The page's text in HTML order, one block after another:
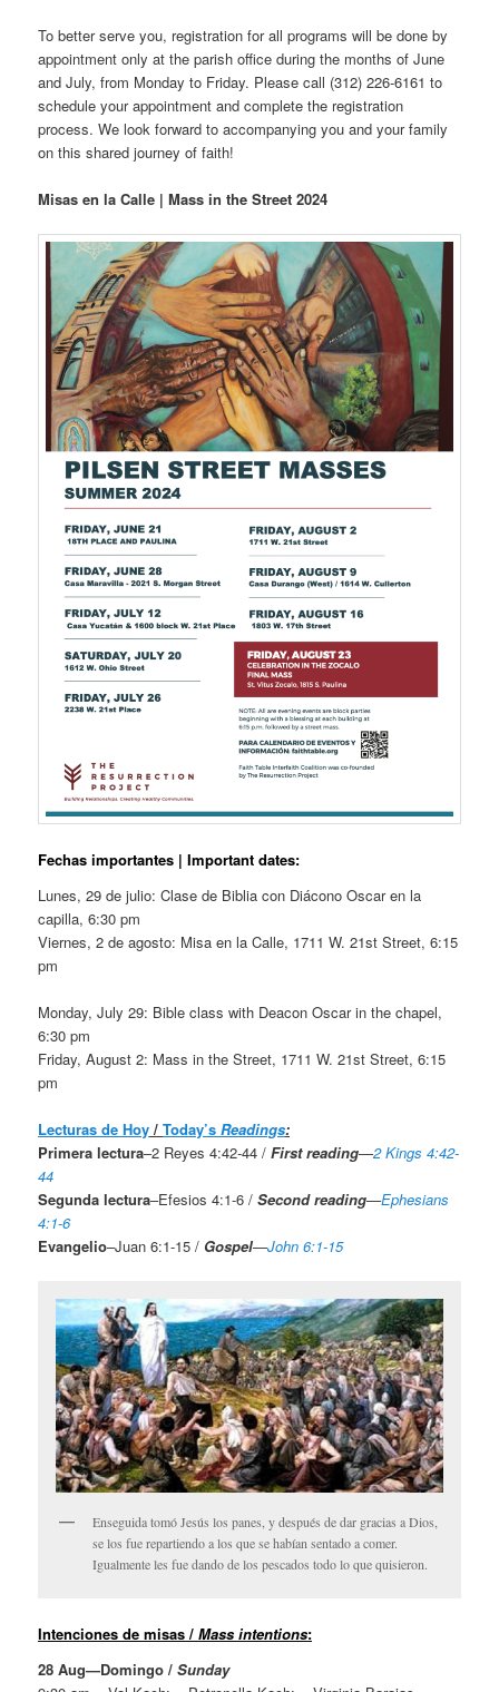
To better serve you, registration for all programs will be done by
appointment only at the parish office during the months of June
and July, from Monday to Friday. Please call (312) 226-6161 to
schedule your appointment and complete the registration
process. We look forward to accompanying you and your family
on this shared journey of faith!
Misas en la Calle | Mass in the Street 2024
Fechas importantes | Important dates:
Lunes, 29 de julio: Clase de Biblia con Diácono Oscar en la
capilla, 6:30 pm
Viernes, 2 de agosto: Misa en la Calle, 1711 W. 21st Street, 6:15
pm
Monday, July 29: Bible class with Deacon Oscar in the chapel,
6:30 pm
Friday, August 2: Mass in the Street, 1711 W. 21st Street, 6:15
pm
Lecturas de Hoy /Today’sReadings:
Primera lectura–2 Reyes 4:42-44 /First reading—2 Kings 4:42-
44
Segunda lectura–Efesios 4:1-6 /Second reading—Ephesians
4:1-6
Evangelio–Juan 6:1-15 / Gospel—John 6:1-15
Enseguida tomó Jesús los panes, y después de dar gracias a Dios,
se los fue repartiendo a los que se habían sentado a comer.
Igualmente les fue dando de los pescados todo lo que quisieron.
Intenciones de misas /Mass intentions:
28 Aug—Domingo/ Sunday